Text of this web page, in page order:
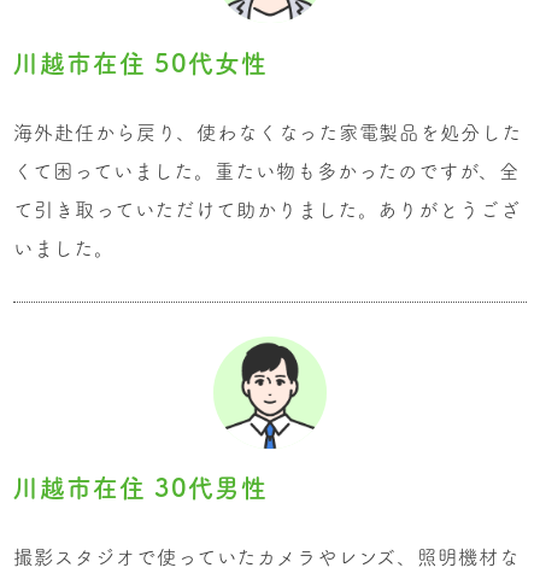
川越市在住 50代女性
海外赴任から戻り、使わなくなった家電製品を処分した
くて困っていました。重たい物も多かったのですが、全
て引き取っていただけて助かりました。ありがとうござ
いました。
川越市在住 30代男性
撮影スタジオで使っていたカメラやレンズ、照明機材な